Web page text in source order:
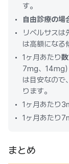
す。
自由診療の場
リベルサスは
は高額になる
1ヶ月あたり
7mg、14mg
は目安なので
ります。
1ヶ月あたり
1ヶ月あたり
まとめ